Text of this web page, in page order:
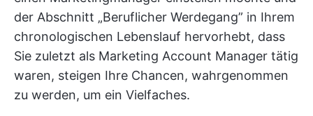
der Abschnitt „Beruflicher Werdegang” in Ihrem
chronologischen Lebenslauf hervorhebt, dass
Sie zuletzt als Marketing Account Manager tätig
waren, steigen Ihre Chancen, wahrgenommen
zu werden, um ein Vielfaches.